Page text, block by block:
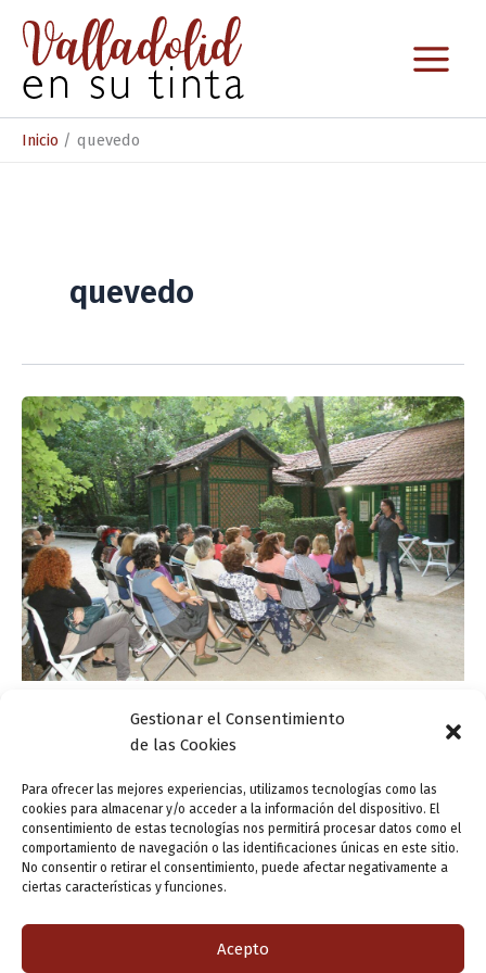
Gestionar el Consentimiento
de las Cookies
Para ofrecer las mejores experiencias, utilizamos tecnologías como las
cookies para almacenar y/o acceder a la información del dispositivo. El
consentimiento de estas tecnologías nos permitirá procesar datos como el
comportamiento de navegación o las identificaciones únicas en este sitio.
No consentir o retirar el consentimiento, puede afectar negativamente a
ciertas características y funciones.
Acepto
contenido
Inicio quevedo
quevedo
Un Club Virtual fomenta la lectura de clásicos
durante el verano en Valladolid
ensutinta/2 julio, 2014
El Plan Municipal de Lectura de Valladolid ha puesto en
marcha el funcionamiento del nuevo servicio público de